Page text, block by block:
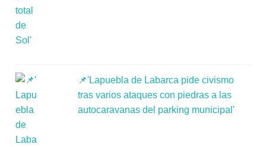
📌'Lapuebla de Labarca pide civismo
tras varios ataques con piedras a las
autocaravanas del parking municipal'